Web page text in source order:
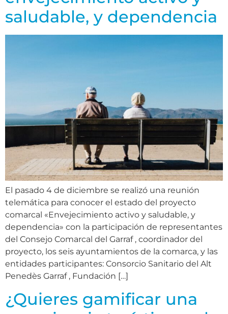
saludable, y dependencia
El pasado 4 de diciembre se realizó una reunión
telemática para conocer el estado del proyecto
comarcal «Envejecimiento activo y saludable, y
dependencia» con la participación de representantes
del Consejo Comarcal del Garraf , coordinador del
proyecto, los seis ayuntamientos de la comarca, y las
entidades participantes: Consorcio Sanitario del Alt
Penedès Garraf , Fundación […]
¿Quieres gamificar una